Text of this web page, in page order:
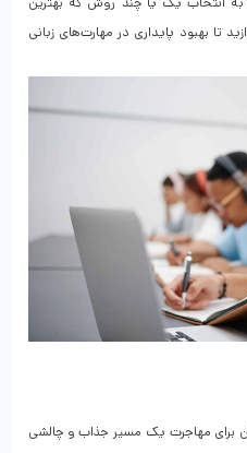
تا بهبود پایداری در مهارت‌های زبانی
برای مهاجرت یک مسیر جذاب و چالشی